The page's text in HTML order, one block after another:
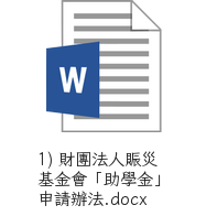
1) 財團法人賑災
基金會「助學金」
申請辦法.docx